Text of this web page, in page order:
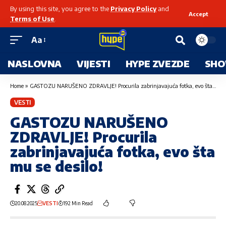
By using this site, you agree to the Privacy Policyand
Terms of Use
Accept
Aa
NASLOVNA VIJESTI HYPE ZVEZDE
Home » GASTOZU NARUŠENO ZDRAVLJE! Procurila zabrinjavajuća fotka, evo šta mu se desilo!
VESTI
GASTOZU NARUŠENO
ZDRAVLJE! Procurila
zabrinjavajuća fotka, evo šta
mu se desilo!
20.08.2025 VESTI 192 Min Read